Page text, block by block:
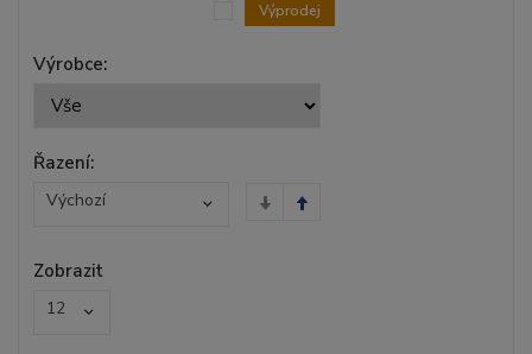
Výrobce:
Výprodej
Řazení:
Výchozí
Zobrazit
12